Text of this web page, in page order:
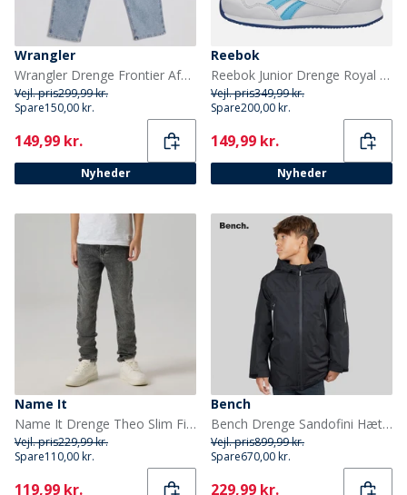
Wrangler
Wrangler Drenge Frontier Afslappet Pasform Jeans Bleach Wash
Vejl. pris299,99 kr.
Spare150,00 kr.
Current
149,99 kr.
Nyheder
Reebok
Reebok Junior Drenge Royal Classic Jog 3.0 træningssko Hvid/Digitalblue/Batik Blue
Vejl. pris349,99 kr.
Spare200,00 kr.
Current
149,99 kr.
Nyheder
Name It
Name It Drenge Theo Slim Fit Jeans Medium Grey Denim
Vejl. pris229,99 kr.
Spare110,00 kr.
Current
119,99 kr.
Bench
Bench Drenge Sandofini Hættejakke Sort
Vejl. pris899,99 kr.
Spare670,00 kr.
Current
229,99 kr.